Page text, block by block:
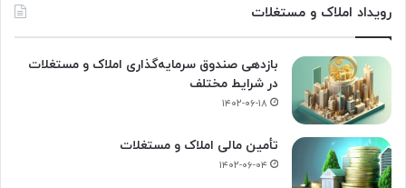
رویداد املاک و مستغلات
بازدهی صندوق سرمایه‌گذاری املاک و مستغلات
در شرایط مختلف
۱۴۰۲-۰۶-۱۸
تأمین مالی املاک و مستغلات
۱۴۰۲-۰۶-۰۴